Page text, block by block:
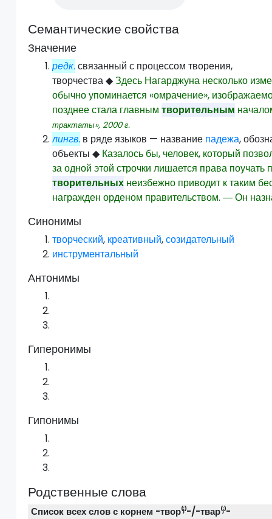
Семантические свойства
Значение
редк.связанный с процессом творения,
творчества◆Здесь Нагарджуна несколько
обычно упоминается «омрачение»,
позднее стала главнымтворительным
трактаты»,2000г.
лингв. в ряде языков — название падежа,
объекты◆ Казалось бы, человек, который
за одной этой строчки лишается права
творительных неизбежно приводит к таким
награжден орденом правительством. ― Он
Синонимы
творческий, креативный,созидательный
инструментальный
Антонимы
Гиперонимы
Гипонимы
Родственные слова
Список всех слов с корнем -твор⁽ʲ⁾-/-твар⁽ʲ⁾-